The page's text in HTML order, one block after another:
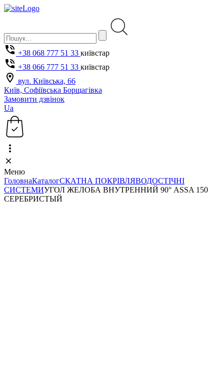
+38 068 777 51 33 київстар
+38 066 777 51 33 київстар
вул. Київська, 66
Київ, Софіївська Борщагівка
Замовити дзвінок
Ua
Меню
ГоловнаКаталогСКАТНА ПОКРІВЛЯВОДОСТІЧНІ
СИСТЕМИУГОЛ ЖЕЛОБА ВНУТРЕННИЙ 90° ASSA 150
СЕРЕБРИСТЫЙ